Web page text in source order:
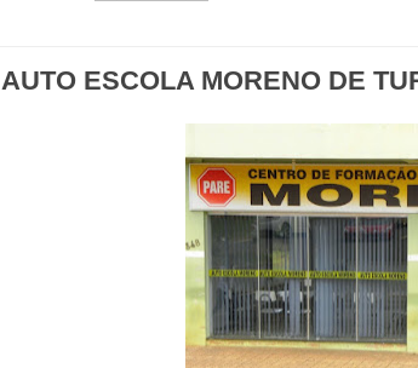
AUTO ESCOLA MORENO DE